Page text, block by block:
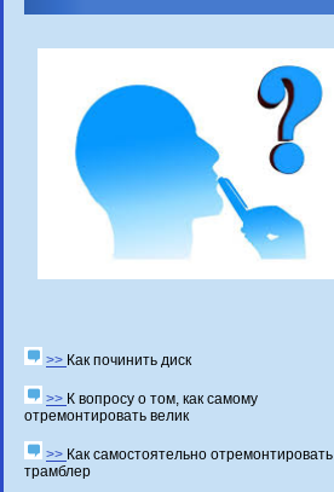
>> Как починить диск
>> К вопросу о том, как самому
отремонтировать велик
>> Как самостоятельно отремонтировать
трамблер